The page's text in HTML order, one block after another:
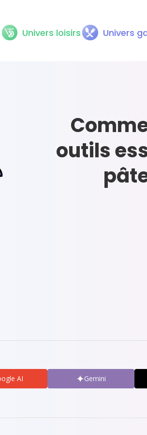
Univers loisirs Univers
outils
AI Gemini